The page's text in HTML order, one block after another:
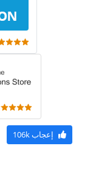
إعجاب106k